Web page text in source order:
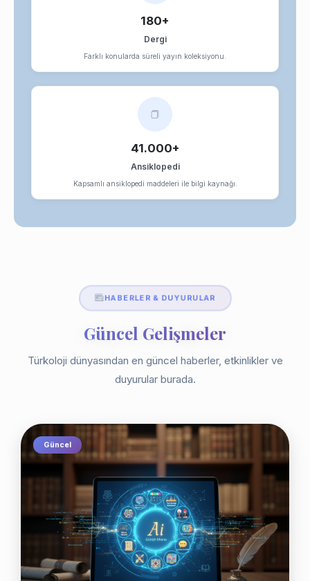
180+
Dergi
Farklı konularda süreli yayın koleksiyonu.
41.000+
Ansiklopedi
Kapsamlı ansiklopedi maddeleri ile bilgi kaynağı.
HABERLER & DUYURULAR
Güncel Gelişmeler
Türkoloji dünyasından en güncel haberler, etkinlikler ve
duyurular burada.
Güncel